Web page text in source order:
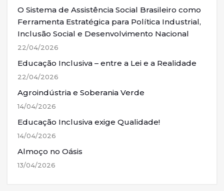
O Sistema de Assistência Social Brasileiro como
Ferramenta Estratégica para Política Industrial,
Inclusão Social e Desenvolvimento Nacional
22/04/2026
Educação Inclusiva – entre a Lei e a Realidade
22/04/2026
Agroindústria e Soberania Verde
14/04/2026
Educação Inclusiva exige Qualidade!
14/04/2026
Almoço no Oásis
13/04/2026